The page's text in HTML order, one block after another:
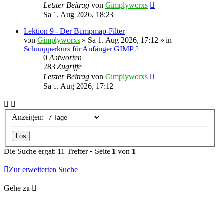
Letzter Beitrag von Gimplyworxs
Sa 1. Aug 2026, 18:23
Lektion 9 - Der Bumpmap-Filter
von Gimplyworxs » Sa 1. Aug 2026, 17:12 » in
Schnupperkurs für Anfänger GIMP 3
0 Antworten
283 Zugriffe
Letzter Beitrag von Gimplyworxs
Sa 1. Aug 2026, 17:12
Anzeigen:
Die Suche ergab 11 Treffer • Seite 1 von 1
Zur erweiterten Suche
Gehe zu